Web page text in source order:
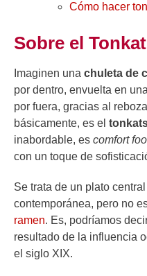
Cómo hacer
Sobre el
Imaginen una chuleta de
por dentro, envuelta en
por fuera, gracias al
básicamente, es el
inabordable, es comfort
con un toque de
Se trata de un plato
contemporánea, pero no
ramen. Es, podríamos
resultado de la influencia
el siglo XIX.